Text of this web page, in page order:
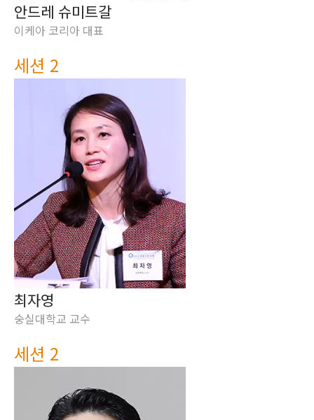
안드레 슈미트갈
이케아 코리아 대표
세션 2
최자영
숭실대학교 교수
세션 2